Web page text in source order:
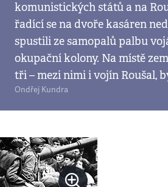
komunistických států a na
řadící se na dvoře kasáren
spustili ze samopalů palbu
okupační kolony. Na místě
tři – mezi nimi i vojín Roušal,
Ondřej Kundra